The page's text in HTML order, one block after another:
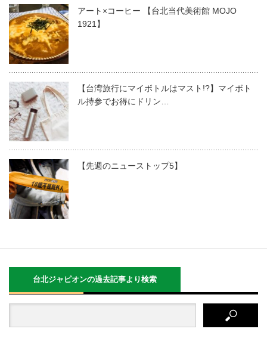
アート×コーヒー 【台北当代美術館 MOJO
1921】
【台湾旅行にマイボトルはマスト!?】マイボト
ル持参でお得にドリン…
【先週のニューストップ5】
台北ジャピオンの過去記事より検索